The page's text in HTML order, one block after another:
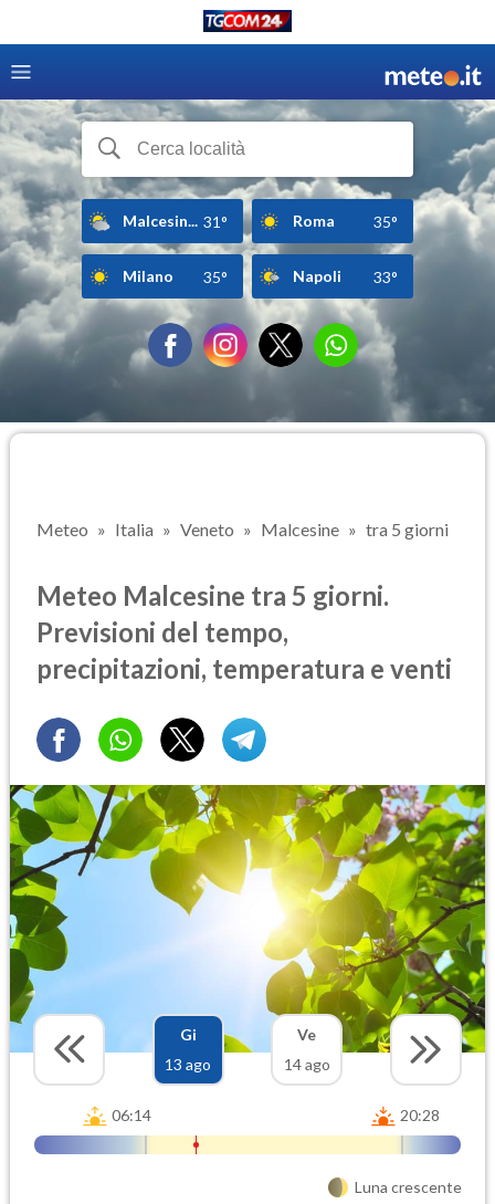
Malcesin... 31° Roma 35°
Milano 35° Napoli 33°
Meteo Italia Veneto Malcesine tra 5 giorni
Meteo Malcesine tra 5 giorni.
Previsioni del tempo,
precipitazioni, temperatura e venti
Gi
13 ago
Ve
14 ago
06:14 20:28
Luna crescente